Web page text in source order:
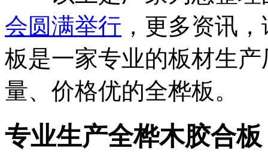
会圆满举行 ，更多资讯
板是一家专业的板材生
量、价格优的全桦板。
专业生产全桦木胶合板